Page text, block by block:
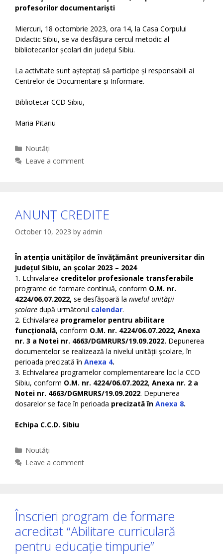
profesorilor documentariști
Miercuri, 18 octombrie 2023, ora 14, la Casa Corpului
Didactic Sibiu, se va desfășura cercul metodic al
bibliotecarilor școlari din județul Sibiu.
La activitate sunt așteptați să participe și responsabili ai
Centrelor de Documentare și Informare.
Bibliotecar CCD Sibiu,
Maria Pitariu
Categories
Noutăți
Leave a comment
ANUNȚ CREDITE
October 10, 2023 by admin
În atenția unităților de învățământ preuniversitar din
județul Sibiu, an școlar 2023 – 2024
1. Echivalarea creditelor profesionale transferabile –
programe de formare continuă, conform O.M. nr.
4224/06.07.2022, se desfășoară la nivelul unității
școlare după următorul calendar.
2. Echivalarea programelor pentru abilitare
funcțională, conform O.M. nr. 4224/06.07.2022, Anexa
nr. 3 a Notei nr. 4663/DGMRURS/19.09.2022. Depunerea
documentelor se realizează la nivelul unității școlare, în
perioada precizată în Anexa 4.
3. Echivalarea programelor complementareare loc la CCD
Sibiu, conform O.M. nr. 4224/06.07.2022, Anexa nr. 2 a
Notei nr. 4663/DGMRURS/19.09.2022. Depunerea
dosarelor se face în perioada precizată în Anexa 8.
Echipa C.C.D. Sibiu
Categories
Noutăți
Leave a comment
Înscrieri program de formare
acreditat “Abilitare curriculară
pentru educație timpurie”